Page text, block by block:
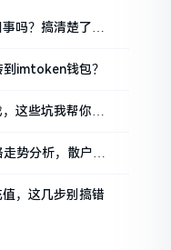
吗？搞清楚了再
imtoken钱包？
这些坑我帮你趟
势分析，散户如
，这几步别搞错